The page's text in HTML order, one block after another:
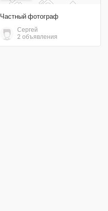
Частный фотограф
Сергей
2 объявления